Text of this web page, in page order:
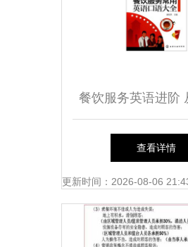
餐饮服务英语进阶
到无缝沟通的实
查看详情
更新时间：2026-08-06